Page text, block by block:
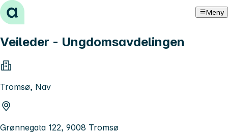
Hopp til innhold Meny
Veileder - Ungdomsavdelingen
Tromsø, Nav
Grønnegata 122, 9008 Tromsø